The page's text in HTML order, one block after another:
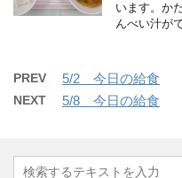
います。か
んべい汁が
PREV 5/2 今日の給食
NEXT 5/8 今日の給食